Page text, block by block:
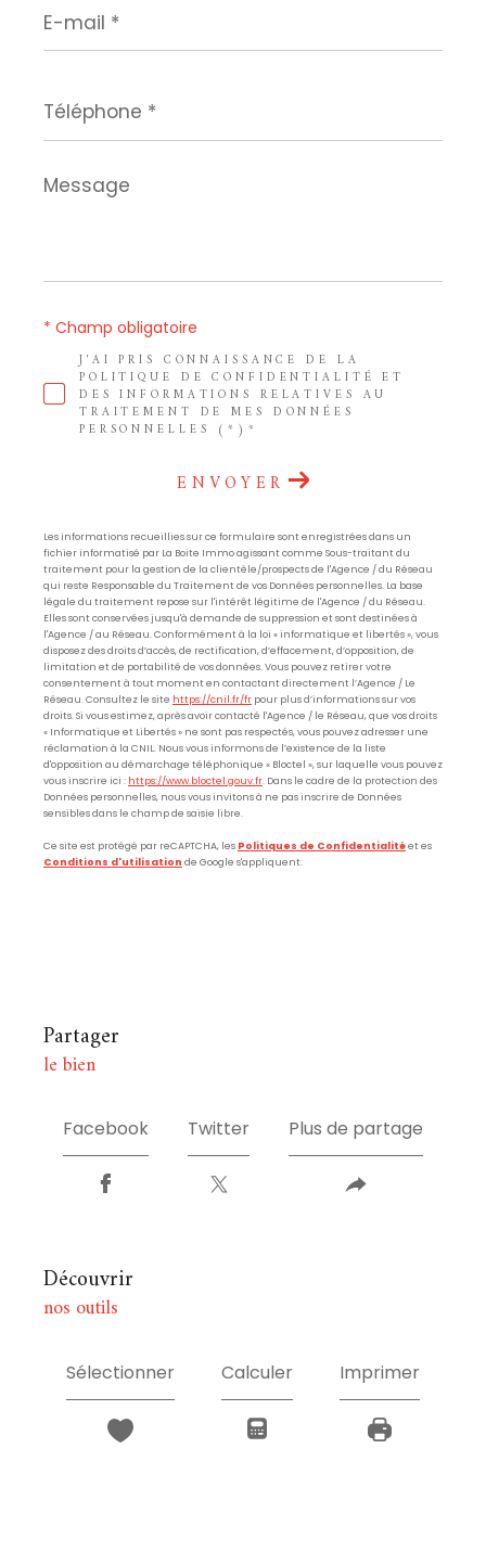
mail
*
*
Message
*
J'AI PRIS CONNAISSANCE DE LA
POLITIQUE DE CONFIDENTIALITÉ ET
DES INFORMATIONS RELATIVES AU
TRAITEMENT DE MES DONNÉES
PERSONNELLES (*)*
* Champ obligatoire
ENVOYER
Les informations recueillies sur ce formulaire sont enregistrées dans un
fichier informatisé par La Boite Immo agissant comme Sous-traitant du
traitement pour la gestion de la clientèle/prospects de l'Agence / du Réseau
qui reste Responsable du Traitement de vos Données personnelles. La base
légale du traitement repose sur l'intérêt légitime de l'Agence / du Réseau.
Elles sont conservées jusqu'à demande de suppression et sont destinées à
l'Agence / au Réseau. Conformément à la loi « informatique et libertés », vous
disposez des droits d’accès, de rectification, d’effacement, d’opposition, de
limitation et de portabilité de vos données. Vous pouvez retirer votre
consentement à tout moment en contactant directement l’Agence / Le
Réseau. Consultez le site https://cnil.fr/fr pour plus d’informations sur vos
droits. Si vous estimez, après avoir contacté l'Agence / le Réseau, que vos droits
« Informatique et Libertés » ne sont pas respectés, vous pouvez adresser une
réclamation à la CNIL. Nous vous informons de l’existence de la liste
d'opposition au démarchage téléphonique « Bloctel », sur laquelle vous pouvez
vous inscrire ici : https://www.bloctel.gouv.fr. Dans le cadre de la protection des
Données personnelles, nous vous invitons à ne pas inscrire de Données
sensibles dans le champ de saisie libre.
Ce site est protégé par reCAPTCHA, les Politiques de Confidentialitéet es
Conditions d'utilisation de Google s'appliquent.
partager
le bien
Facebook Twitter Plus de partage
découvrir
nos outils
Sélectionner Calculer Imprimer